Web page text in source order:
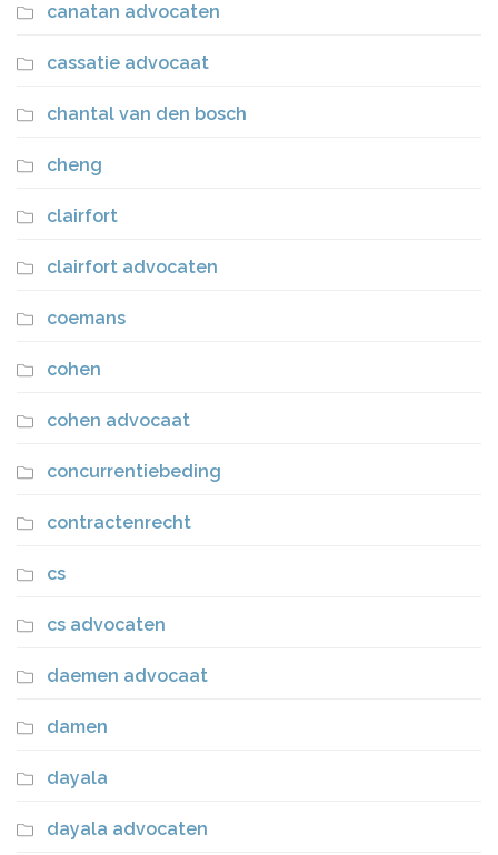
canatan advocaten
cassatie advocaat
chantal van den bosch
cheng
clairfort
clairfort advocaten
coemans
cohen
cohen advocaat
concurrentiebeding
contractenrecht
cs
cs advocaten
daemen advocaat
damen
dayala
dayala advocaten